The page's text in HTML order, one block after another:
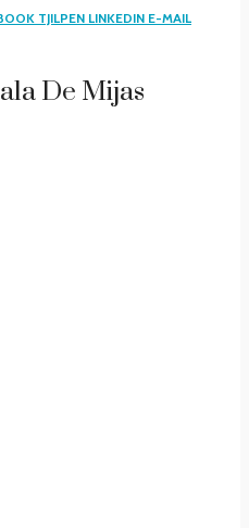
TJILPEN LINKEDIN E-MAIL
De Mijas